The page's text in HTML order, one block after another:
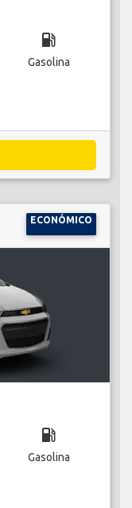
local_gas_station
Gasolina
ECONÓMICO
local_gas_station
Gasolina